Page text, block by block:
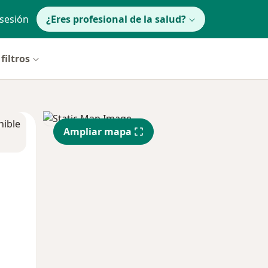
¿Eres profesional de la salud?
filtros
Ampliar mapa